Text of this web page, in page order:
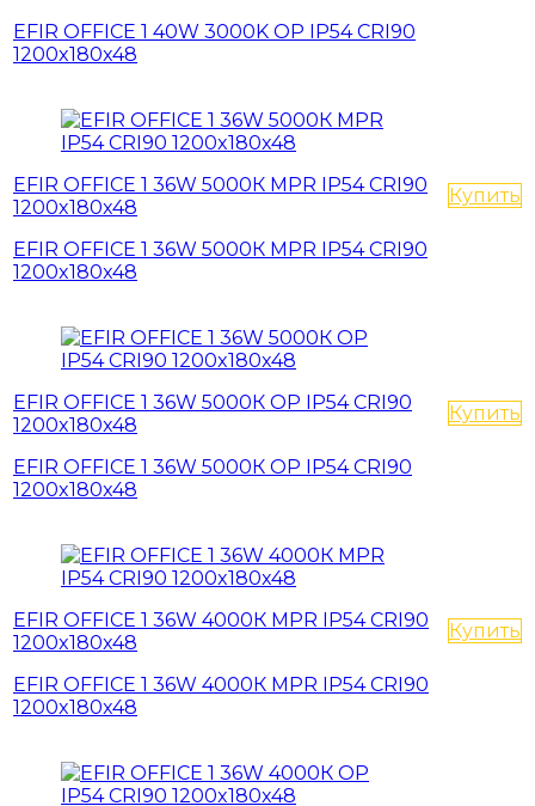
EFIR OFFICE 1 40W 3000K OP IP54 CRI90
1200x180x48
EFIR OFFICE 1 36W 5000К MPR IP54 CRI90
1200x180x48
EFIR OFFICE 1 36W 5000К MPR IP54 CRI90
1200x180x48
Купить
EFIR OFFICE 1 36W 5000К OP IP54 CRI90
1200x180x48
EFIR OFFICE 1 36W 5000К OP IP54 CRI90
1200x180x48
Купить
EFIR OFFICE 1 36W 4000К MPR IP54 CRI90
1200x180x48
EFIR OFFICE 1 36W 4000К MPR IP54 CRI90
1200x180x48
Купить